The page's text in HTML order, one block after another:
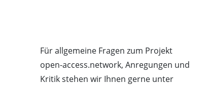
Für allgemeine Fragen zum Projekt
open-access.network, Anregungen und
Kritik stehen wir Ihnen gerne unter